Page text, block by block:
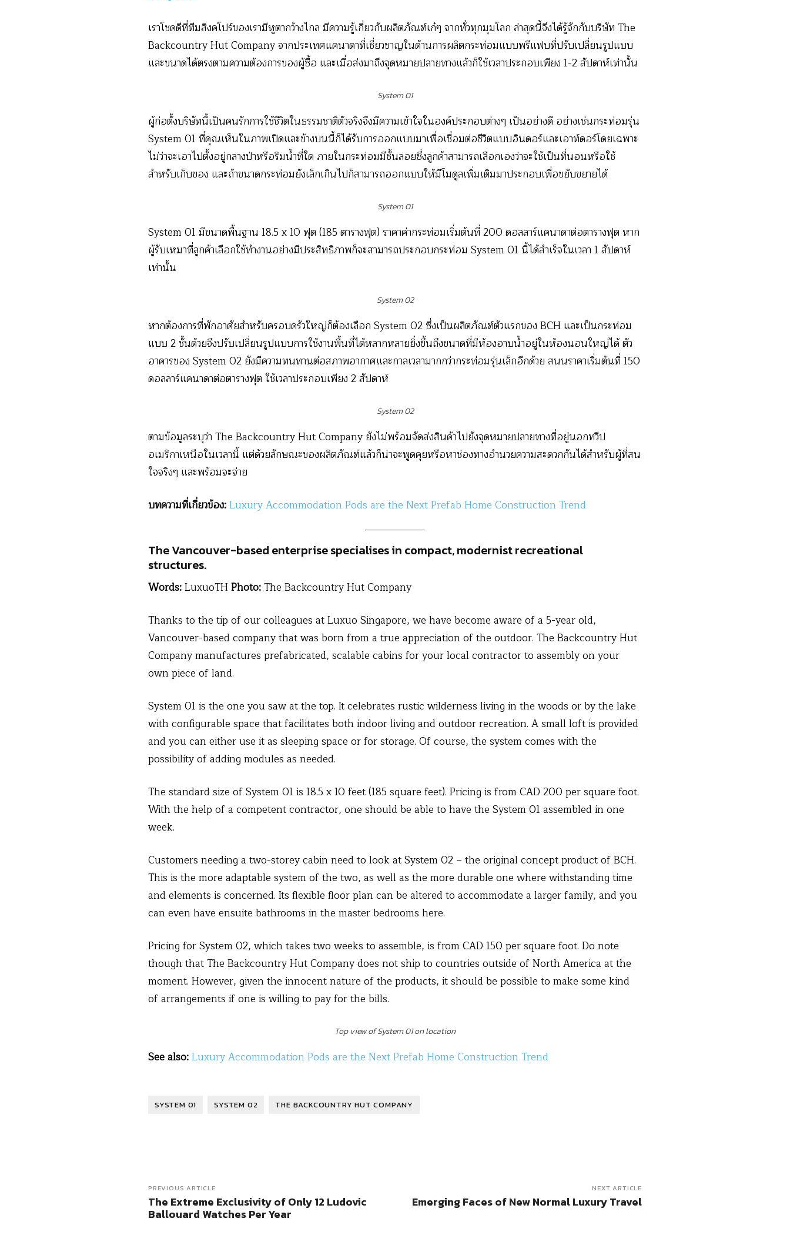
เราโชคดีที่ทีมสิงคโปร์ของเรามีหูตากว้างไกล มีความรู้เกี่ยวกับผลิตภัณฑ์เก๋ๆ จากทั่วทุกมุมโลก ล่าสุดนี้จึงได้รู้จักกับบริษัท The
Backcountry Hut Company จากประเทศแคนาดาที่เชี่ยวชาญในด้านการผลิตกระท่อมแบบพรีแฟบที่ปรับเปลี่ยนรูปแบบ
และขนาดได้ตรงตามความต้องการของผู้ซื้อ และเมื่อส่งมาถึงจุดหมายปลายทางแล้วก็ใช้เวลาประกอบเพียง 1-2 สัปดาห์เท่านั้น
System 01
ผู้ก่อตั้งบริษัทนี้เป็นคนรักการใช้ชีวิตในธรรมชาติตัวจริงจึงมีความเข้าใจในองค์ประกอบต่างๆ เป็นอย่างดี อย่างเช่นกระท่อมรุ่น
System 01 ที่คุณเห็นในภาพเปิดและข้างบนนี้ก็ได้รับการออกแบบมาเพื่อเชื่อมต่อชีวิตแบบอินดอร์และเอาท์ดอร์โดยเฉพาะ
ไม่ว่าจะเอาไปตั้งอยู่กลางป่าหรือริมน้ำที่ใด ภายในกระท่อมมีชั้นลอยซึ่งลูกค้าสามารถเลือกเองว่าจะใช้เป็นที่นอนหรือใช้
สำหรับเก็บของ และถ้าขนาดกระท่อมยังเล็กเกินไปก็สามารถออกแบบให้มีโมดูลเพิ่มเติมมาประกอบเพื่อขยับขยายได้
System 01
System 01 มีขนาดพื้นฐาน 18.5 x 10 ฟุต (185 ตารางฟุต) ราคาค่ากระท่อมเริ่มต้นที่ 200 ดอลลาร์แคนาดาต่อตารางฟุต หาก
ผู้รับเหมาที่ลูกค้าเลือกใช้ทำงานอย่างมีประสิทธิภาพก็จะสามารถประกอบกระท่อม System 01 นี้ได้สำเร็จในเวลา 1 สัปดาห์
เท่านั้น
System 02
หากต้องการที่พักอาศัยสำหรับครอบครัวใหญ่ก็ต้องเลือก System 02 ซึ่งเป็นผลิตภัณฑ์ตัวแรกของ BCH และเป็นกระท่อม
แบบ 2 ชั้นด้วยจึงปรับเปลี่ยนรูปแบบการใช้งานพื้นที่ได้หลากหลายยิ่งขึ้นถึงขนาดที่มีห้องอาบน้ำอยู่ในห้องนอนใหญ่ได้ ตัว
อาคารของ System 02 ยังมีความทนทานต่อสภาพอากาศและกาลเวลามากกว่ากระท่อมรุ่นเล็กอีกด้วย สนนราคาเริ่มต้นที่ 150
ดอลลาร์แคนาดาต่อตารางฟุต ใช้เวลาประกอบเพียง 2 สัปดาห์
System 02
ตามข้อมูลระบุว่า The Backcountry Hut Company ยังไม่พร้อมจัดส่งสินค้าไปยังจุดหมายปลายทางที่อยู่นอกทวีป
อเมริกาเหนือในเวลานี้ แต่ด้วยลักษณะของผลิตภัณฑ์แล้วก็น่าจะพูดคุยหรือหาช่องทางอำนวยความสะดวกกันได้สำหรับผู้ที่สน
ใจจริงๆ และพร้อมจะจ่าย
บทความที่เกี่ยวข้อง:Luxury Accommodation Pods are the Next Prefab Home Construction Trend
The Vancouver-based enterprise specialises in compact, modernist recreational
structures.
Words:LuxuoTHPhoto:The Backcountry Hut Company
Thanks to the tip of our colleagues at Luxuo Singapore, we have become aware of a 5-year old,
Vancouver-based company that was born from a true appreciation of the outdoor. The Backcountry Hut
Company manufactures prefabricated, scalable cabins for your local contractor to assembly on your
own piece of land.
System 01 is the one you saw at the top. It celebrates rustic wilderness living in the woods or by the lake
with configurable space that facilitates both indoor living and outdoor recreation. A small loft is provided
and you can either use it as sleeping space or for storage. Of course, the system comes with the
possibility of adding modules as needed.
The standard size of System 01 is 18.5 x 10 feet (185 square feet). Pricing is from CAD 200 per square foot.
With the help of a competent contractor, one should be able to have the System 01 assembled in one
week.
Customers needing a two-storey cabin need to look at System 02 – the original concept product of BCH.
This is the more adaptable system of the two, as well as the more durable one where withstanding time
and elements is concerned. Its flexible floor plan can be altered to accommodate a larger family, and you
can even have ensuite bathrooms in the master bedrooms here.
Pricing for System 02, which takes two weeks to assemble, is from CAD 150 per square foot. Do note
though that The Backcountry Hut Company does not ship to countries outside of North America at the
moment. However, given the innocent nature of the products, it should be possible to make some kind
of arrangements if one is willing to pay for the bills.
Top view of System 01 on location
See also:Luxury Accommodation Pods are the Next Prefab Home Construction Trend
SYSTEM 01 SYSTEM 02 THE BACKCOUNTRY HUT COMPANY
PREVIOUS ARTICLE
The Extreme Exclusivity of Only 12 Ludovic
Ballouard Watches Per Year
NEXT ARTICLE
Emerging Faces of New Normal Luxury Travel